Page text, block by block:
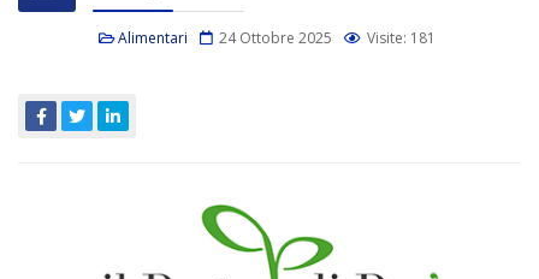
Alimentari 24 Ottobre 2025 Visite: 181